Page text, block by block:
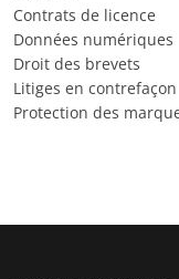
Contrats de licence
Données numériques
Droit des brevets
Litiges en contrefaçon
Protection des